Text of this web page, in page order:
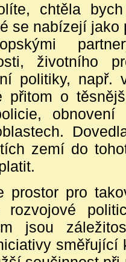
chtěla
se nabízejí
životního
politiky, např.
přitom o
zemí do
prostor pro
rozvojové
jsou
směřující